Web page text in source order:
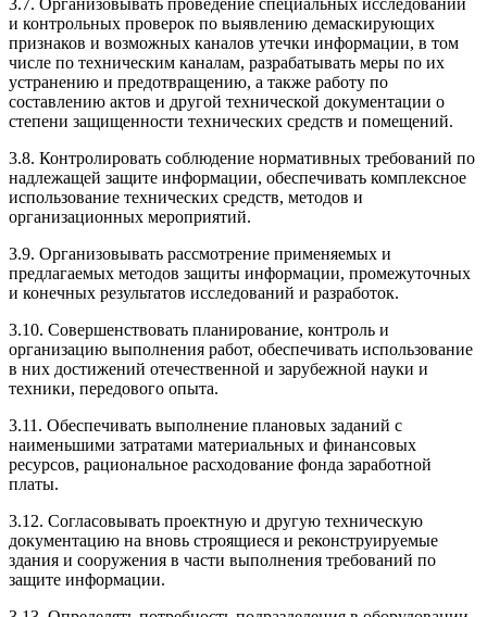
и контрольных проверок по выявлению демаскирующих
признаков и возможных каналов утечки информации, в том
числе по техническим каналам, разрабатывать меры по их
устранению и предотвращению, а также работу по
составлению актов и другой технической документации о
степени защищенности технических средств и помещений.
3.8. Контролировать соблюдение нормативных требований по
надлежащей защите информации, обеспечивать комплексное
использование технических средств, методов и
организационных мероприятий.
3.9. Организовывать рассмотрение применяемых и
предлагаемых методов защиты информации, промежуточных
и конечных результатов исследований и разработок.
3.10. Совершенствовать планирование, контроль и
организацию выполнения работ, обеспечивать использование
в них достижений отечественной и зарубежной науки и
техники, передового опыта.
3.11. Обеспечивать выполнение плановых заданий с
наименьшими затратами материальных и финансовых
ресурсов, рациональное расходование фонда заработной
платы.
3.12. Согласовывать проектную и другую техническую
документацию на вновь строящиеся и реконструируемые
здания и сооружения в части выполнения требований по
защите информации.